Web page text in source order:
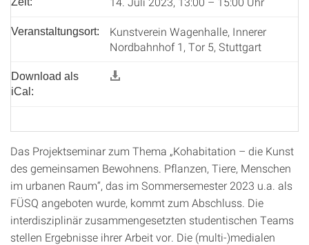
Veranstaltungsort:
Kunstverein Wagenhalle, Innerer
Nordbahnhof 1, Tor 5, Stuttgart
Download als
iCal:
Das Projektseminar zum Thema „Kohabitation – die Kunst
des gemeinsamen Bewohnens. Pflanzen, Tiere, Menschen
im urbanen Raum“, das im Sommersemester 2023 u.a. als
FÜSQ angeboten wurde, kommt zum Abschluss. Die
interdisziplinär zusammengesetzten studentischen Teams
stellen Ergebnisse ihrer Arbeit vor. Die (multi-)medialen